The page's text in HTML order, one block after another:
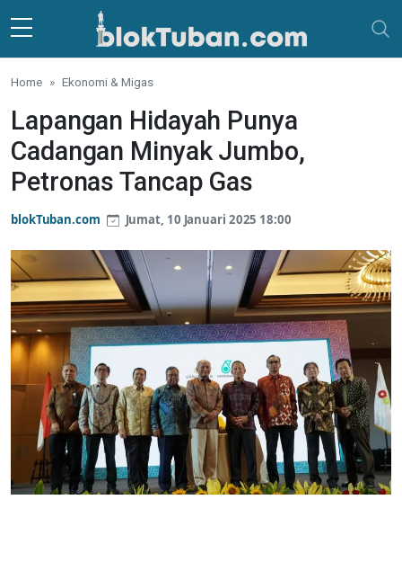
Skip to main content
Home Ekonomi & Migas
Lapangan Hidayah Punya
Cadangan Minyak Jumbo,
Petronas Tancap Gas
blokTuban.com Jumat, 10 Januari 2025 18:00